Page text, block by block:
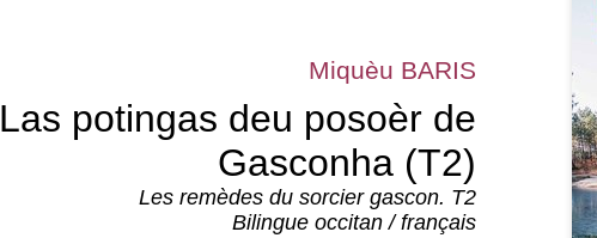
Miquèu BARIS
Las potingas deu posoèr de
Gasconha (T2)
Les remèdes du sorcier gascon. T2
Bilingue occitan / français